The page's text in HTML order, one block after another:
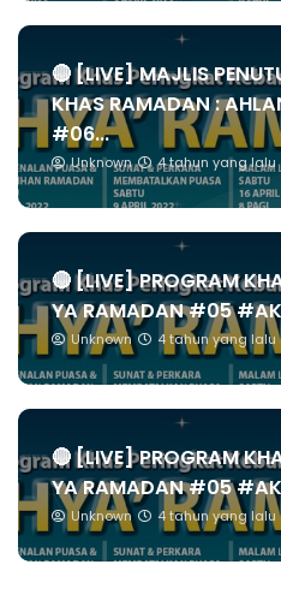
🔴 [LIVE] MAJLIS
KHAS RAMADAN :
#06...
Unknown 4 tahun yang lalu
🔴 [LIVE] PROGRAM
YA RAMADAN #05
Unknown 4 tahun yang lalu
🔴 [LIVE] PROGRAM
YA RAMADAN #05
Unknown 4 tahun yang lalu